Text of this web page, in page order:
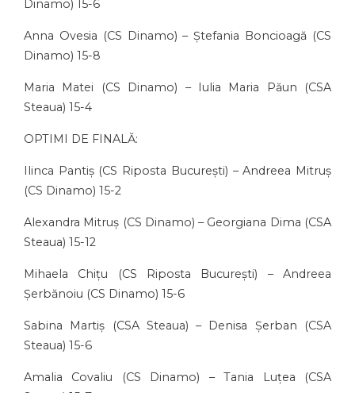
Dinamo) 15-6
Anna Ovesia (CS Dinamo) – Ștefania Boncioagă (CS
Dinamo) 15-8
Maria Matei (CS Dinamo) – Iulia Maria Păun (CSA
Steaua) 15-4
OPTIMI DE FINALĂ:
Ilinca Pantiș (CS Riposta București) – Andreea Mitruș
(CS Dinamo) 15-2
Alexandra Mitruș (CS Dinamo) – Georgiana Dima (CSA
Steaua) 15-12
Mihaela Chițu (CS Riposta București) – Andreea
Șerbănoiu (CS Dinamo) 15-6
Sabina Martiș (CSA Steaua) – Denisa Șerban (CSA
Steaua) 15-6
Amalia Covaliu (CS Dinamo) – Tania Luțea (CSA